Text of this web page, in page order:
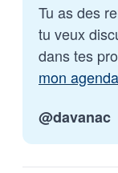
Tu as des
tu veux
dans tes
mon agenda
@davanac